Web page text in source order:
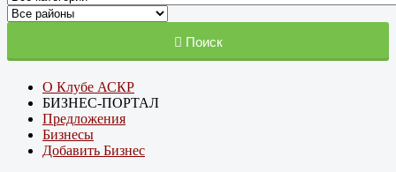
Поиск
О Клубе АСКР
БИЗНЕС-ПОРТАЛ
Предложения
Бизнесы
Добавить Бизнес